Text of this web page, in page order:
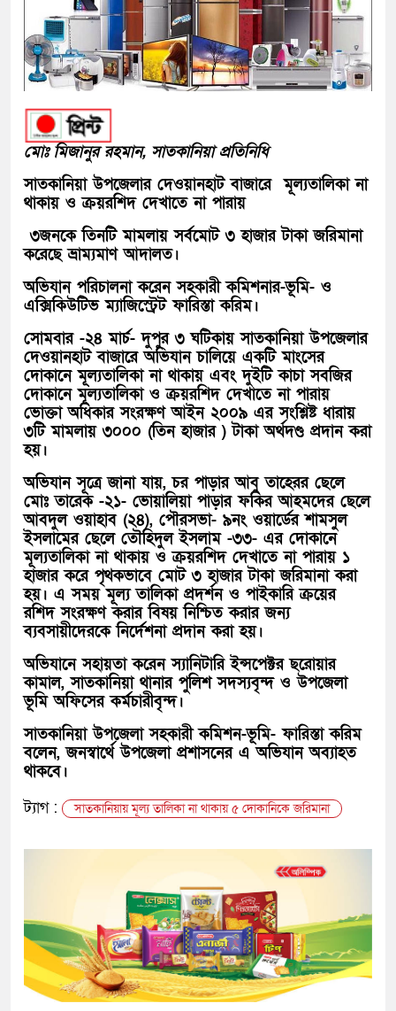
মোঃ মিজানুর রহমান, সাতকানিয়া প্রতিনিধি
সাতকানিয়া উপজেলার দেওয়ানহাট বাজারে মূল্যতালিকা না
থাকায় ও ক্রয়রশিদ দেখাতে না পারায়
৩জনকে তিনটি মামলায় সর্বমোট ৩ হাজার টাকা জরিমানা
করেছে ভ্রাম্যমাণ আদালত।
অভিযান পরিচালনা করেন সহকারী কমিশনার-ভূমি- ও
এক্সিকিউটিভ ম্যাজিস্ট্রেট ফারিস্তা করিম।
সোমবার -২৪ মার্চ- দুপুর ৩ ঘটিকায় সাতকানিয়া উপজেলার
দেওয়ানহাট বাজারে অভিযান চালিয়ে একটি মাংসের
দোকানে মূল্যতালিকা না থাকায় এবং দুইটি কাচা সবজির
দোকানে মূল্যতালিকা ও ক্রয়রশিদ দেখাতে না পারায়
ভোক্তা অধিকার সংরক্ষণ আইন ২০০৯ এর সংশ্লিষ্ট ধারায়
৩টি মামলায় ৩০০০ (তিন হাজার ) টাকা অর্থদণ্ড প্রদান করা
হয়।
অভিযান সূত্রে জানা যায়, চর পাড়ার আবু তাহেরর ছেলে
মোঃ তারেক -২১- ভোয়ালিয়া পাড়ার ফকির আহমদের ছেলে
আবদুল ওয়াহাব (২৪), পৌরসভা- ৯নং ওয়ার্ডের শামসুল
ইসলামের ছেলে তৌহিদুল ইসলাম -৩৩- এর দোকানে
মূল্যতালিকা না থাকায় ও ক্রয়রশিদ দেখাতে না পারায় ১
হাজার করে পৃথকভাবে মোট ৩ হাজার টাকা জরিমানা করা
হয়। এ সময় মূল্য তালিকা প্রদর্শন ও পাইকারি ক্রয়ের
রশিদ সংরক্ষণ করার বিষয় নিশ্চিত করার জন্য
ব্যবসায়ীদেরকে নির্দেশনা প্রদান করা হয়।
অভিযানে সহায়তা করেন স্যানিটারি ইন্সপেক্টর ছরোয়ার
কামাল, সাতকানিয়া থানার পুলিশ সদস্যবৃন্দ ও উপজেলা
ভূমি অফিসের কর্মচারীবৃন্দ।
সাতকানিয়া উপজেলা সহকারী কমিশন-ভূমি- ফারিস্তা করিম
বলেন, জনস্বার্থে উপজেলা প্রশাসনের এ অভিযান অব্যাহত
থাকবে।
ট্যাগ :
সাতকানিয়ায় মূল্য তালিকা না থাকায় ৫ দোকানিকে জরিমানা